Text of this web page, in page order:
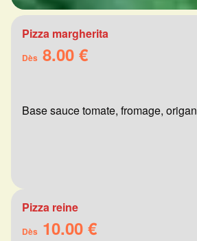
Pizza margherita
Dès 8.00 €
Base sauce tomate, fromage, origan
Pizza reine
Dès 10.00 €